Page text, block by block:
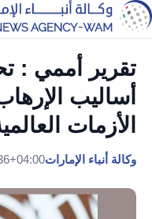
تقرير أممي :
أساليب
الأزمات
وكالة أنباء الإمارات